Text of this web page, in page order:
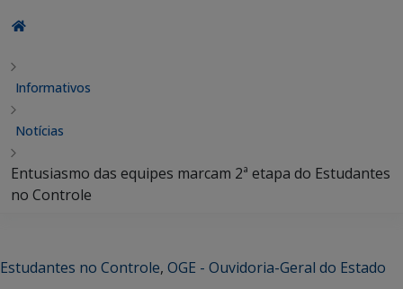
Informativos
Notícias
Entusiasmo das equipes marcam 2ª etapa do Estudantes
no Controle
Estudantes no Controle, OGE - Ouvidoria-Geral do Estado